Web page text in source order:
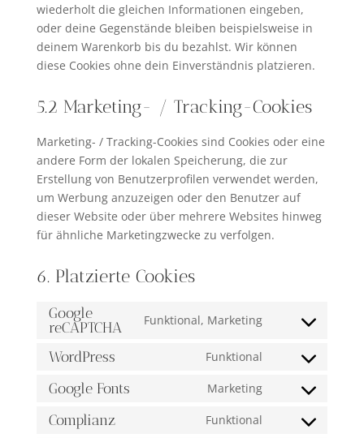
wiederholt die gleichen Informationen eingeben,
oder deine Gegenstände bleiben beispielsweise in
deinem Warenkorb bis du bezahlst. Wir können
diese Cookies ohne dein Einverständnis platzieren.
5.2 Marketing- / Tracking-Cookies
Marketing- / Tracking-Cookies sind Cookies oder eine
andere Form der lokalen Speicherung, die zur
Erstellung von Benutzerprofilen verwendet werden,
um Werbung anzuzeigen oder den Benutzer auf
dieser Website oder über mehrere Websites hinweg
für ähnliche Marketingzwecke zu verfolgen.
6. Platzierte Cookies
Google
reCAPTCHA
Funktional, Marketing
Consent
service
google-
WordPress Funktional
Consent
wordpress
Google Fonts Marketing
Consent
Complianz Funktional
Consent